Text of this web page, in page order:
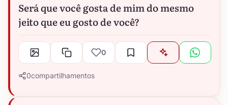
Será que você gosta de mim do mesmo
jeito que eu gosto de você?
0
0compartilhamentos